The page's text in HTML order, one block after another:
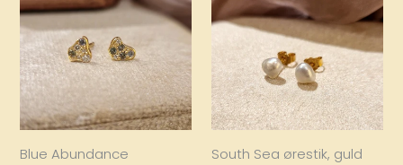
ørestikker
Blue Abundance
ørestik,
guld
South Sea ørestik, guld